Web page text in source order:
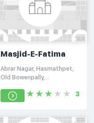
Masjid-E-Fatima
Abrar Nagar, Hasmathpet,
Old Bowenpally,
Pradesh 500011
3